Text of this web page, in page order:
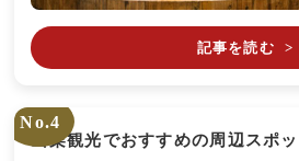
記事を読む >
No.4
山梨観光でおすすめの周辺スポ